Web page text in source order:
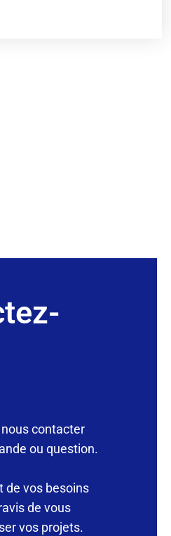
nous contacter
ou question.
de vos besoins
de vous
vos projets.